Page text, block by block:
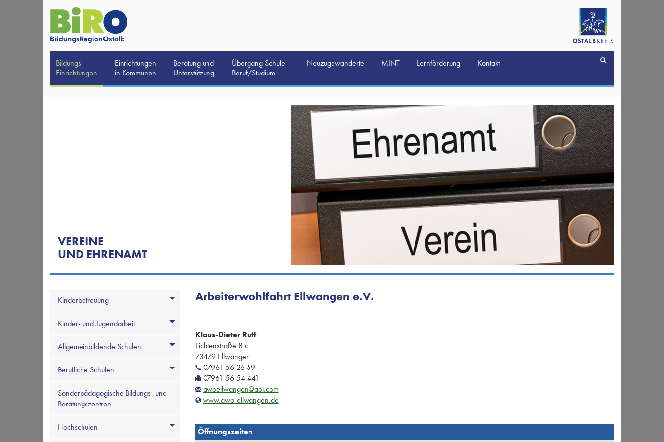
Bildungs-
Einrichtungen
Einrichtungen
in Kommunen
Beratung und
Unterstützung
Übergang Schule -
Beruf/Studium
Neuzugewanderte MINT Lernförderung Kontakt
VEREINE
UND EHRENAMT
Kinderbetreuung
Kinder- und Jugendarbeit
Allgemeinbildende Schulen
Berufliche Schulen
Sonderpädagogische Bildungs- und
Beratungszentren
Hochschulen
Arbeiterwohlfahrt Ellwangen e.V.
Klaus-Dieter Ruff
Fichtenstraße 8 c
73479 Ellwangen
07961 56 26 59
07961 56 54 441
awoellwangen@aol.com
www.awo-ellwangen.de
Öffnungszeiten